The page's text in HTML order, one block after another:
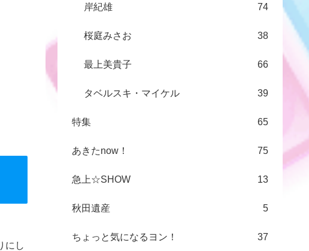
にし
岸紀雄 74
桜庭みさお 38
最上美貴子 66
タベルスキ・マイケル 39
特集 65
あきたnow！ 75
急上☆SHOW 13
秋田遺産 5
ちょっと気になるヨン！ 37